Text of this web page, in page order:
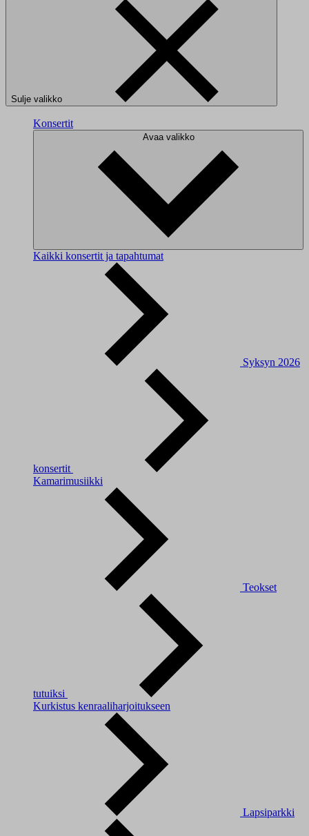
Sulje valikko
Konsertit
Avaa valikko
Kaikki konsertit ja tapahtumat
Syksyn 2026
konsertit
Kamarimusiikki
Teokset
tutuiksi
Kurkistus kenraaliharjoitukseen
Lapsiparkki